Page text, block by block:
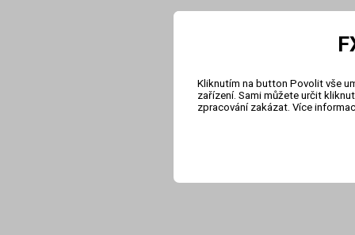
Kliknutím na button Povolit vše
zařízení. Sami můžete určit
zpracování zakázat. Více